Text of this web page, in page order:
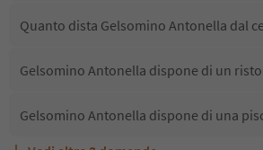
Quanto dista Gelsomino Antonella dal
Gelsomino Antonella dispone di un
Gelsomino Antonella dispone di una